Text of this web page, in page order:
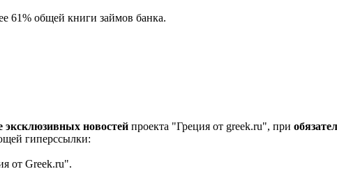
61% общей книги займов банка.
эксклюзивных новостей проекта "Греция от greek.ru", при
гиперссылки:
от Greek.ru".